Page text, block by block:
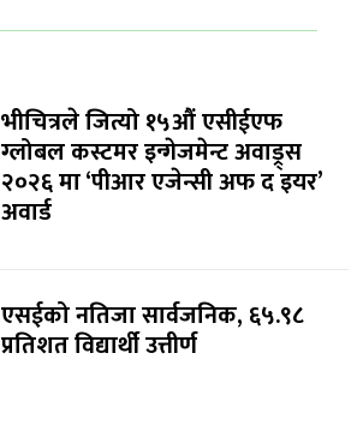
भीचित्रले जित्यो १५औं एसीईएफ
ग्लोबल कस्टमर इन्गेजमेन्ट अवाड्र्स
२०२६ मा ‘पीआर एजेन्सी अफ द इयर’
अवार्ड
एसईको नतिजा सार्वजनिक, ६५.९८
प्रतिशत विद्यार्थी उत्तीर्ण